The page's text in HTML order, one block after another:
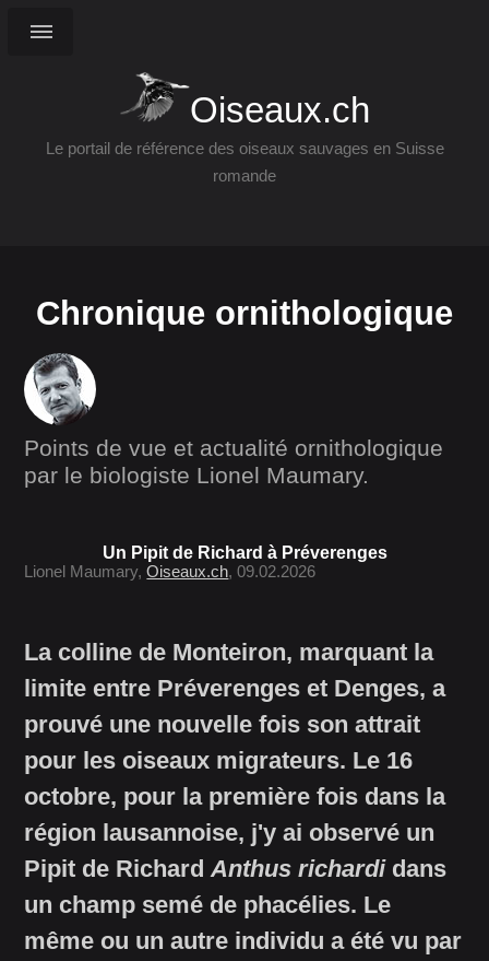
Oiseaux.ch
Le portail de référence des oiseaux sauvages en Suisse
romande
Chronique ornithologique
Points de vue et actualité ornithologique
par le biologiste Lionel Maumary.
Un Pipit de Richard à Préverenges
Lionel Maumary,Oiseaux.ch, 09.02.2026
La colline de Monteiron, marquant la
limite entre Préverenges et Denges, a
prouvé une nouvelle fois son attrait
pour les oiseaux migrateurs. Le 16
octobre, pour la première fois dans la
région lausannoise, j'y ai observé un
Pipit de RichardAnthus richardidans
un champ semé de phacélies. Le
même ou un autre individu a été vu par